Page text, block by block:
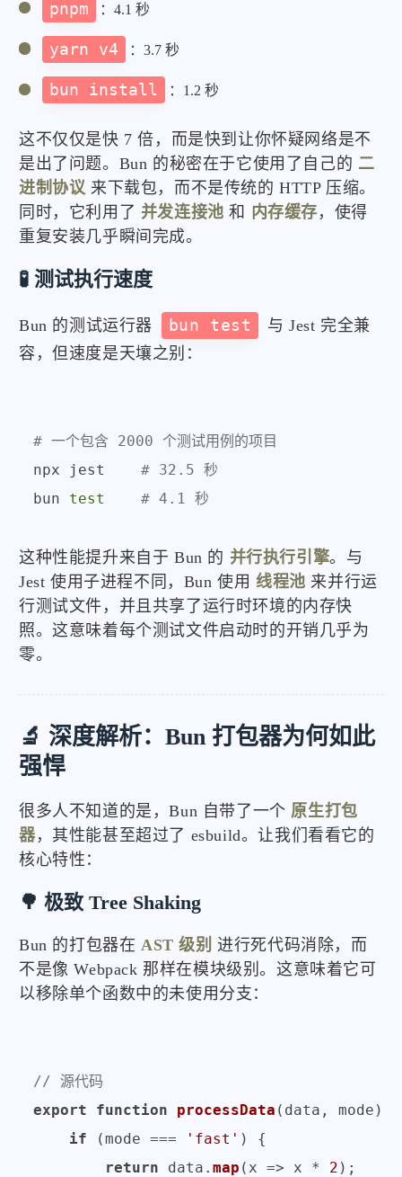
pnpm ：4.1 秒
yarn v4 ：3.7 秒
bun install ：1.2 秒
这不仅仅是快 7 倍，而是快到让你怀疑网络是不
是出了问题。Bun 的秘密在于它使用了自己的 二
进制协议 来下载包，而不是传统的 HTTP 压缩。
同时，它利用了 并发连接池 和 内存缓存 ，使得
重复安装几乎瞬间完成。
🧪 测试执行速度
Bun 的测试运行器 bun test
与 Jest 完全兼
容，但速度是天壤之别：
# 一个包含 2000 个测试用例的项目
npx jest # 32.5 秒
bun test # 4.1 秒
这种性能提升来自于 Bun 的 并行执行引擎。与
Jest 使用子进程不同，Bun 使用线程池 来并行运
行测试文件，并且共享了运行时环境的内存快
照。这意味着每个测试文件启动时的开销几乎为
零。
🔬 深度解析：Bun 打包器为何如此
强悍
很多人不知道的是，Bun 自带了一个 原生打包
器，其性能甚至超过了 esbuild。让我们看看它的
核心特性：
🌳 极致 Tree Shaking
Bun 的打包器在 AST 级别 进行死代码消除，而
不是像 Webpack 那样在模块级别。这意味着它可
以移除单个函数中的未使用分支：
// 源代码
export
function processData ( data, mode ) {
if (mode === 'fast' ) {
return data. map ( x => x * 2 );